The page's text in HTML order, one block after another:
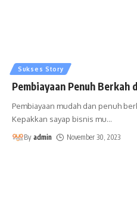
Sukses Story
Pembiayaan Penuh Berkah
Pembiayaan mudah dan penuh
Kepakkan sayap bisnis mu…
By admin November 30, 2023